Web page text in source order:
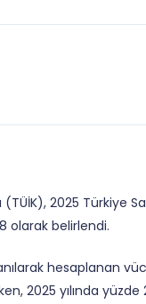
2025 Türkiye
olarak belirlendi.
hesaplanan
2025 yılında yüzde